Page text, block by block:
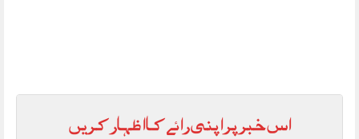
اس خبر پر اپنی رائے کا اظہار کریں